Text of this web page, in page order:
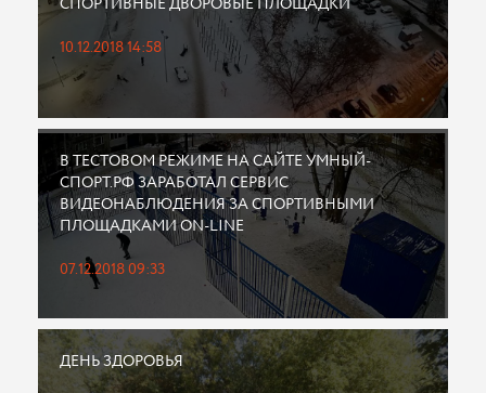
СПОРТИВНЫЕ ДВОРОВЫЕ ПЛОЩАДКИ
10.12.2018 14:58
В ТЕСТОВОМ РЕЖИМЕ НА САЙТЕ УМНЫЙ-
СПОРТ.РФ ЗАРАБОТАЛ СЕРВИС
ВИДЕОНАБЛЮДЕНИЯ ЗА СПОРТИВНЫМИ
ПЛОЩАДКАМИ ON-LINE
07.12.2018 09:33
ДЕНЬ ЗДОРОВЬЯ